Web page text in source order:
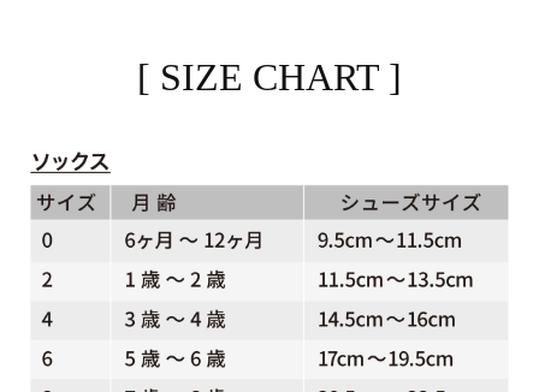
[ SIZE CHART ]